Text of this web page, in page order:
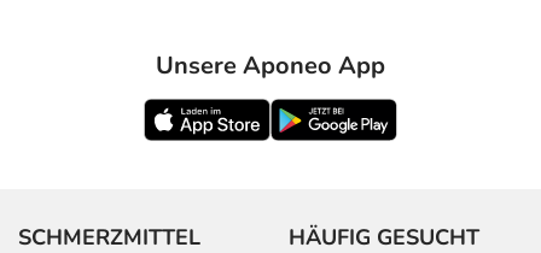
Unsere Aponeo App
SCHMERZMITTEL HÄUFIG GESUCHT